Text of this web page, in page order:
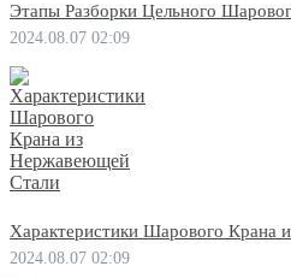
Этапы Разборки Цельного
2024.08.07 02:09
Характеристики Шарового Крана
2024.08.07 02:09